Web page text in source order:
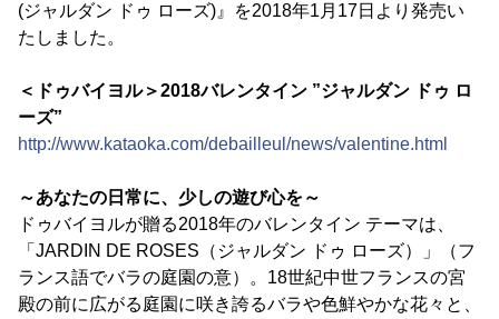
(ジャルダン ドゥ ローズ)』を2018年1月17日より発売い
たしました。
＜ドゥバイヨル＞2018バレンタイン ”ジャルダン ドゥ ロ
ーズ”
http://www.kataoka.com/debailleul/news/valentine.html
～あなたの日常に、少しの遊び心を～
ドゥバイヨルが贈る2018年のバレンタイン テーマは、
「JARDIN DE ROSES（ジャルダン ドゥ ローズ）」（フ
ランス語でバラの庭園の意）。18世紀中世フランスの宮
殿の前に広がる庭園に咲き誇るバラや色鮮やかな花々と、